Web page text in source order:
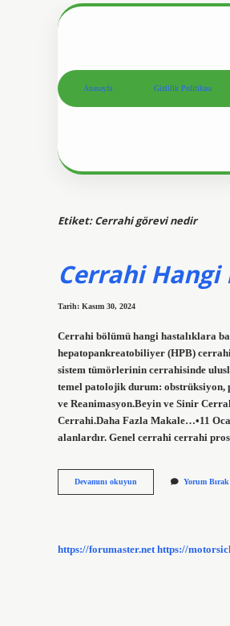
Anasayfa Gizlilik Politikası
Etiket:Cerrahi görevi nedir
Cerrahi
Tarih: Kasım 30, 2024
Cerrahi bölümü hangi hastalıklara
hepatopankreatobiliyer (HPB)
sistem tümörlerinin cerrahisinde
temel patolojik durum:
ve Reanimasyon.Beyin ve Sinir
Cerrahi.Daha Fazla Makale…•11
alanlardır. Genel cerrahi cerrahi
Devamını okuyun
Hangi
Yorum Bırak
https://forumaster.net https://